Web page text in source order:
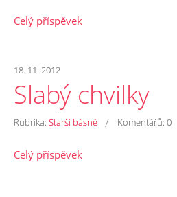
Celý příspěvek
18. 11. 2012
Slabý chvilky
Rubrika: Starší básně / Komentářů: 0
Celý příspěvek